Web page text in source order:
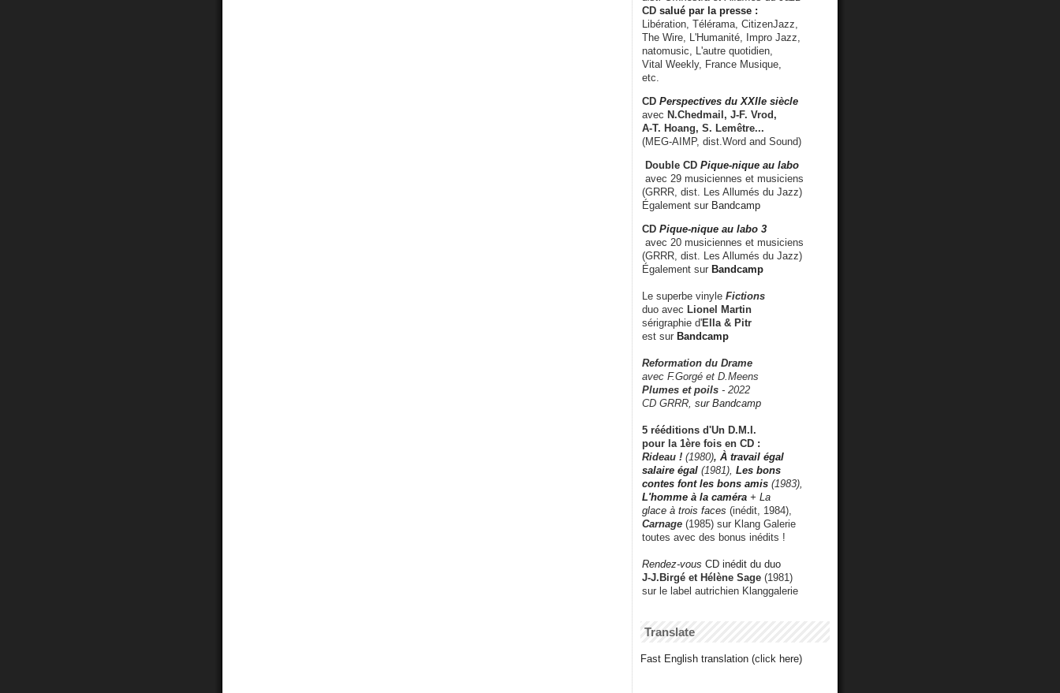
CD salué par la presse :
Libération, Télérama, CitizenJazz,
The Wire, L'Humanité, Impro Jazz,
natomusic, L'autre quotidien,
Vital Weekly, France Musique,
etc.
CD Perspectives du XXIIe siècle
avec N.Chedmail, J-F. Vrod,
A-T. Hoang, S. Lemêtre...
(MEG-AIMP, dist.Word and Sound)
Double CD Pique-nique au labo
avec 29 musiciennes et musiciens
(GRRR, dist. Les Allumés du Jazz)
Également sur Bandcamp
CD Pique-nique au labo 3
avec 20 musiciennes et musiciens
(GRRR, dist. Les Allumés du Jazz)
Également sur Bandcamp
Le superbe vinyle Fictions
duo avec Lionel Martin
sérigraphie d'Ella & Pitr
est sur Bandcamp
Reformation du Drame
avec F.Gorgé et D.Meens
Plumes et poils - 2022
CD GRRR, sur Bandcamp
5 rééditions d'Un D.M.I.
pour la 1ère fois en CD :
Rideau ! (1980), À travail égal
salaire égal (1981), Les bons
contes font les bons amis (1983),
L'homme à la caméra + La
glace à trois faces (inédit, 1984),
Carnage (1985) sur Klang Galerie
toutes avec des bonus inédits !
Rendez-vous CD inédit du duo
J-J.Birgé et Hélène Sage (1981)
sur le label autrichien Klanggalerie
Translate
Fast English translation (click here)